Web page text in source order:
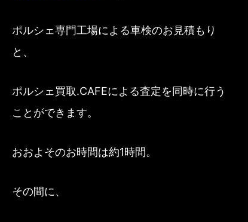
ポルシェ専門工場による車検のお見積もり
と、
ポルシェ買取.CAFEによる査定を同時に行う
ことができます。
おおよそのお時間は約1時間。
その間に、